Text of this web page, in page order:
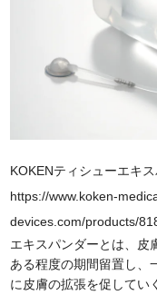
KOKENティシューエキ
https://www.koken-
devices.com/products/
エキスパンダーとは、皮
ある程度の期間留置し、
に皮膚の拡張を促してい